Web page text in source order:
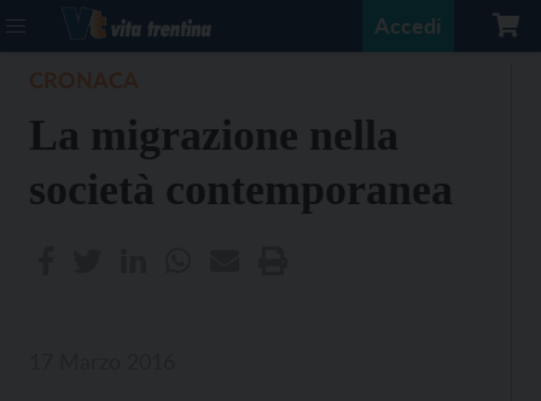
Accedi
La migrazione nella
società contemporanea